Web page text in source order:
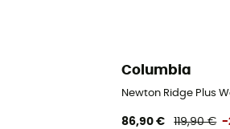
Columbia
Newton Ridge Plus
86,90 € 119,90 € -